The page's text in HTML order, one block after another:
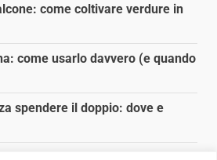
come coltivare verdure in
come usarlo davvero (e quando
spendere il doppio: dove e